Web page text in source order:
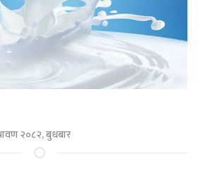
२०८२, बुधबार